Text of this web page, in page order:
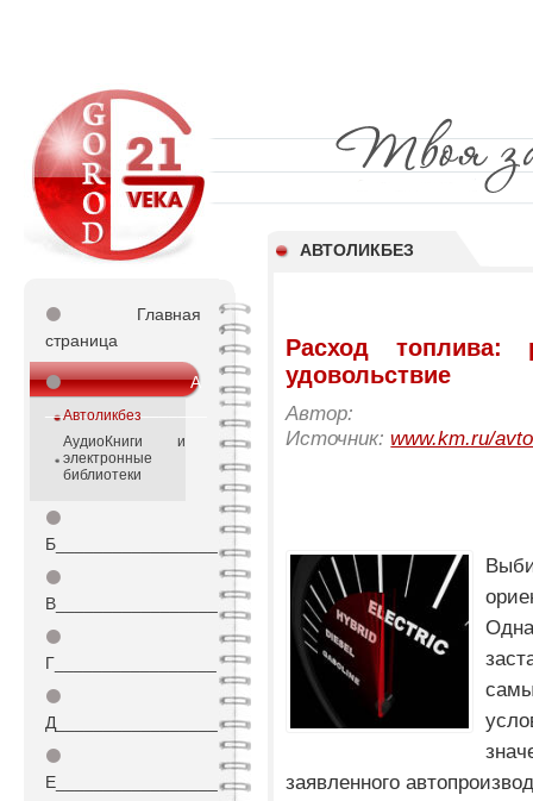
АВТОЛИКБЕЗ
⚫
Главная
страница
⚫А
_________________
Автоликбез
АудиоКниги и
электронные
библиотеки
⚫
Б_________________
⚫
В_________________
⚫
Г_________________
⚫
Д_________________
⚫
Е_________________
Расход топлива:
удовольствие
Автор:
Источник:www.km.ru/avto
заявленного